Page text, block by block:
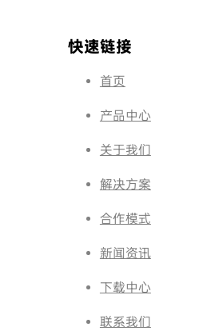
快速链接
首页
产品中心
关于我们
解决方案
合作模式
新闻资讯
下载中心
联系我们